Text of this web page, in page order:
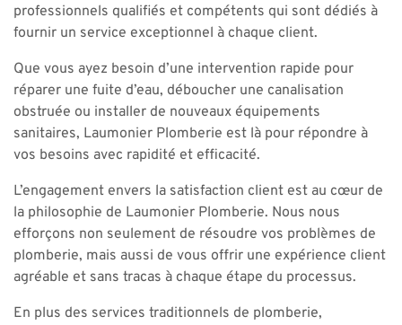
professionnels qualifiés et compétents qui sont dédiés à
fournir un service exceptionnel à chaque client.
Que vous ayez besoin d’une intervention rapide pour
réparer une fuite d’eau, déboucher une canalisation
obstruée ou installer de nouveaux équipements
sanitaires, Laumonier Plomberie est là pour répondre à
vos besoins avec rapidité et efficacité.
L’engagement envers la satisfaction client est au cœur de
la philosophie de Laumonier Plomberie. Nous nous
efforçons non seulement de résoudre vos problèmes de
plomberie, mais aussi de vous offrir une expérience client
agréable et sans tracas à chaque étape du processus.
En plus des services traditionnels de plomberie,